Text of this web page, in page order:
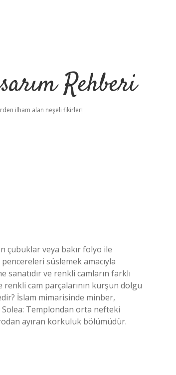
Rehberi
ilham alan neşeli fikirler!
çubuklar veya bakır folyo ile
süslemek amacıyla
sanatıdır ve renkli camların farklı
cam parçalarının kurşun dolgu
İslam mimarisinde minber,
Templondan orta nefteki
ayıran korkuluk bölümüdür.